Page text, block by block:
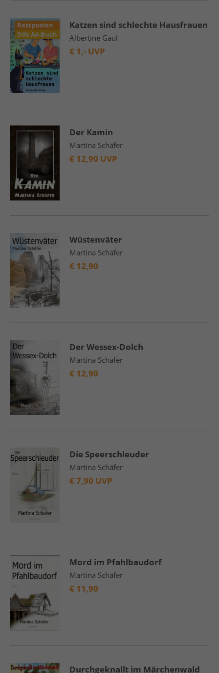
Restposten
DIN A6-Buch
Katzen sind schlechte Hausfrauen
Albertine Gaul
€ 1,- UVP
Der Kamin
Martina Schäfer
€ 12,90 UVP
Wüstenväter
Martina Schäfer
€ 12,90
Der Wessex-Dolch
Martina Schäfer
€ 12,90
Die Speerschleuder
Martina Schäfer
€ 7,90 UVP
Mord im Pfahlbaudorf
Martina Schäfer
€ 11,90
Durchgeknallt im Märchenwald